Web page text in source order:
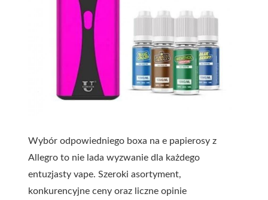
Wybór odpowiedniego boxa na e papierosy z
Allegro to nie lada wyzwanie dla każdego
entuzjasty vape. Szeroki asortyment,
konkurencyjne ceny oraz liczne opinie